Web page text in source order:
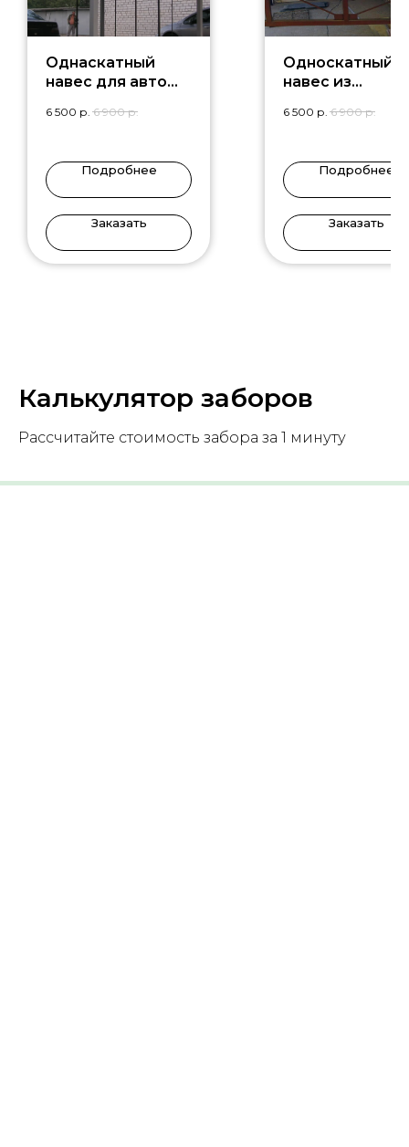
Однаскатный
навес для авто
6 500 р. 6 900 р.
Подробнее
Заказать
Односкатный
навес из
ы ON-8
6 500 р. 6 900 р.
Подробнее
Заказать
Калькулятор заборов
Рассчитайте стоимость забора за 1 минуту